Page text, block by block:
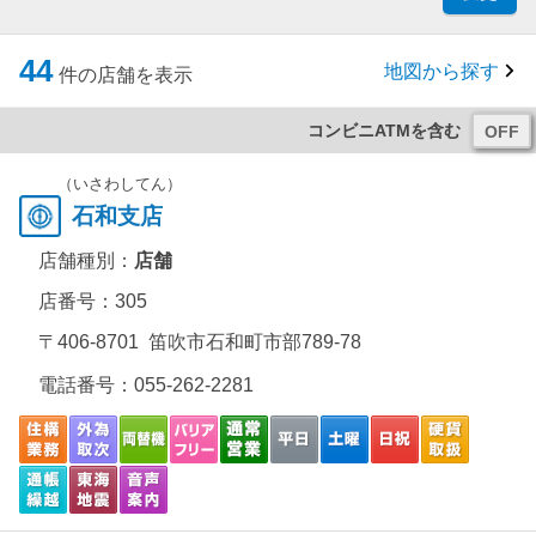
44 件の店舗を表示 地図から探す
コンビニATMを含む
（いさわしてん）
石和支店
店舗種別： 店舗
店番号：305
〒406-8701 笛吹市石和町市部789-78
電話番号： 055-262-2281